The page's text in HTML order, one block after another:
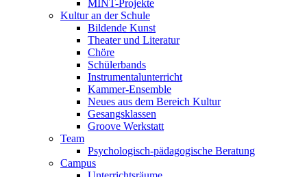
MINT-Projekte
Kultur an der Schule
Bildende Kunst
Theater und Literatur
Chöre
Schülerbands
Instrumentalunterricht
Kammer-Ensemble
Neues aus dem Bereich Kultur
Gesangsklassen
Groove Werkstatt
Team
Psychologisch-pädagogische Beratung
Campus